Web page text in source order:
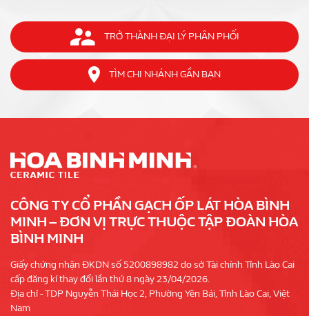
TRỞ THÀNH ĐẠI LÝ PHÂN PHỐI
TÌM CHI NHÁNH GẦN BẠN
CÔNG TY CỔ PHẦN GẠCH ỐP LÁT HÒA BÌNH
MINH – ĐƠN VỊ TRỰC THUỘC TẬP ĐOÀN HÒA
BÌNH MINH
Giấy chứng nhận ĐKDN số 5200898982 do sở Tài chính Tỉnh Lào Cai
cấp đăng kí thay đổi lần thứ 8 ngày 23/04/2026.
Địa chỉ - TDP Nguyễn Thái Học 2, Phường Yên Bái, Tỉnh Lào Cai, Việt
Nam